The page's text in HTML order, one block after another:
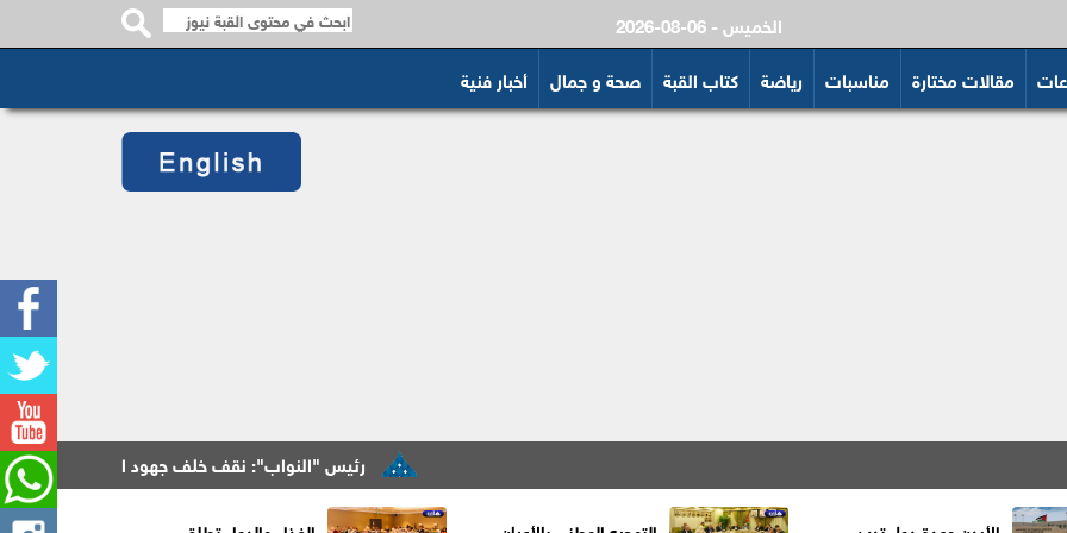
2026-08-06 - الخميس
مقالات مختارة مناسبات رياضة كتاب القبة صحة و جمال أخبار فنية
رئيس "النواب": نقف خلف جهود الملك الهادفة لبلورة